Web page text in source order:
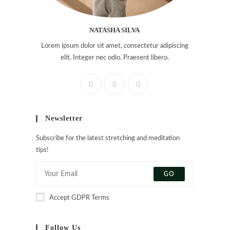
NATASHA SILVA
Lorem ipsum dolor sit amet, consectetur adipiscing
elit. Integer nec odio. Praesent libero.
Newsletter
Subscribe for the latest stretching and meditation
tips!
GO
Accept GDPR Terms
Follow Us
Adresse
LASSE
06 32 94 19 97
E-mail
ametzalde@ni.eus S’ouvre